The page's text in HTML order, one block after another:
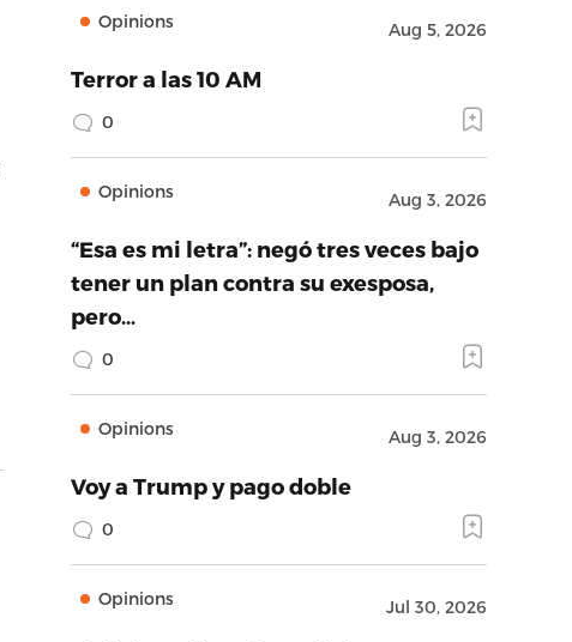
Opinions Aug 5, 2026
Terror a las 10 AM
0
Opinions Aug 3, 2026
“Esa es mi letra”: negó tres veces bajo
tener un plan contra su exesposa,
pero…
0
Opinions Aug 3, 2026
Voy a Trump y pago doble
0
Opinions Jul 30, 2026